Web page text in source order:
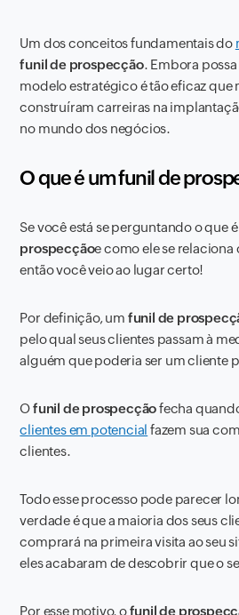
Um dos conceitos fundamentais do
funil de prospecção. Embora
modelo estratégico é tão eficaz que
construíram carreiras na
no mundo dos negócios.
O que é um funil de
Se você está se perguntando o que
prospecçãoe como ele se
então você veio ao lugar certo!
Por definição, um funil de
pelo qual seus clientes passam à
alguém que poderia ser um cliente
Ofunil de prospecçãofecha
clientes em potencial fazem sua
clientes.
Todo esse processo pode parecer
verdade é que a maioria dos seus
comprará na primeira visita ao seu
eles acabaram de descobrir que o
Por esse motivo, ofunil de